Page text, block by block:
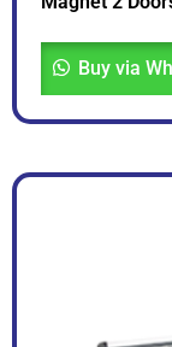
Buy via